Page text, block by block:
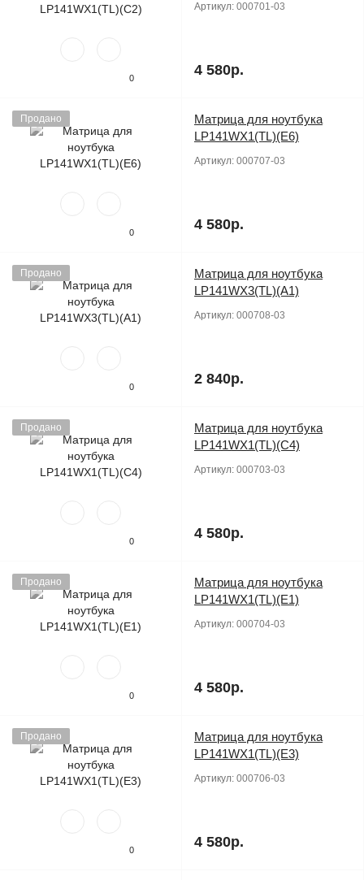
0
Артикул: 000701-03
4 580р.
Продано
0
Матрица для ноутбука
LP141WX1(TL)(E6)
Артикул: 000707-03
4 580р.
Продано
0
Матрица для ноутбука
LP141WX3(TL)(A1)
Артикул: 000708-03
2 840р.
Продано
0
Матрица для ноутбука
LP141WX1(TL)(C4)
Артикул: 000703-03
4 580р.
Продано
0
Матрица для ноутбука
LP141WX1(TL)(E1)
Артикул: 000704-03
4 580р.
Продано
0
Матрица для ноутбука
LP141WX1(TL)(E3)
Артикул: 000706-03
4 580р.